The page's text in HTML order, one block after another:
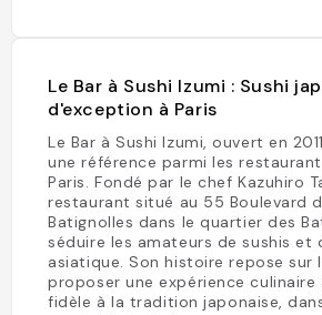
Le Bar à Sushi Izumi : Sushi
d'exception à Paris
Le Bar à Sushi Izumi, ouvert en
une référence parmi les
Paris. Fondé par le chef Kazuhiro
restaurant situé au 55 Boulevard
Batignolles dans le quartier des
séduire les amateurs de sushis et
asiatique. Son histoire repose sur
proposer une expérience culinaire
fidèle à la tradition japonaise,